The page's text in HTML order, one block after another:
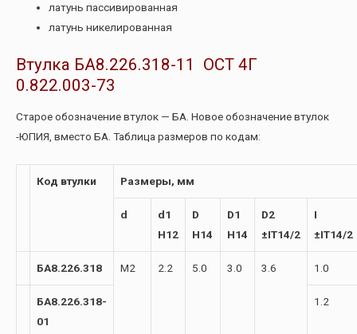
латунь пассивированная
латунь никелированная
Втулка БА8.226.318-11 ОСТ 4Г
0.822.003-73
Старое обозначение втулок — БА. Новое обозначение втулок
-ЮПИЯ, вместо БА. Таблица размеров по кодам:
Код втулки Размеры, мм
d
d1
H12
D
H14
D1
H14
D2
±IT14/2
I
±IT14/2
БА8.226.318 М2 2.2 5.0 3.0 3.6 1.0
БА8.226.318-
01
1.2